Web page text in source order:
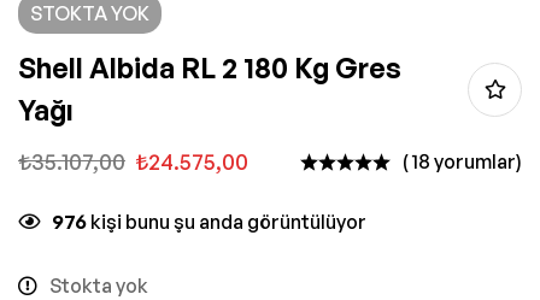
STOKTA YOK
Shell Albida RL 2 180 Kg Gres
Yağı
₺35.107,00 ₺24.575,00 ( 18 yorumlar)
976 kişi bunu şu anda görüntülüyor
Stokta yok